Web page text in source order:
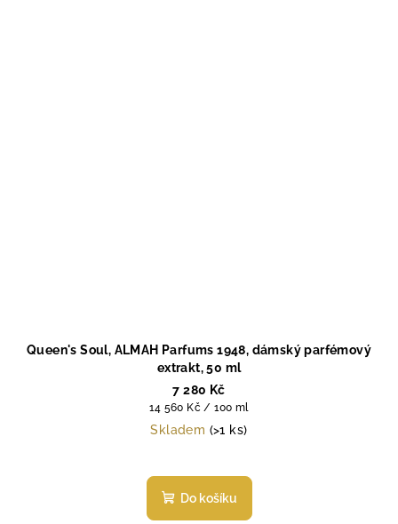
Queen's Soul, ALMAH Parfums 1948, dámský parfémový
extrakt, 50 ml
7 280 Kč
Měrná
cena:
14 560 Kč / 100 ml
Skladem (>1 ks)
hodnocení
produktu
Do košíku